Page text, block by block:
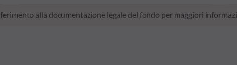
alla documentazione legale del fondo per maggiori